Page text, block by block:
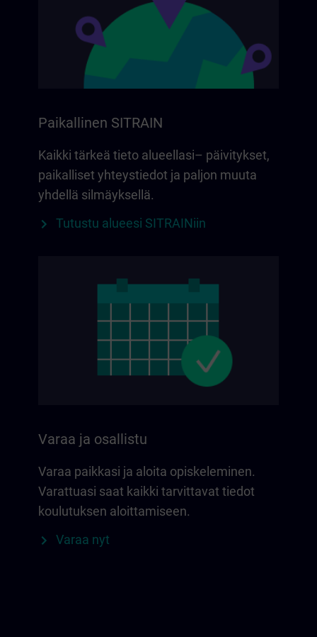
Paikallinen SITRAIN
Kaikki tärkeä tieto alueellasi– päivitykset,
paikalliset yhteystiedot ja paljon muuta
yhdellä silmäyksellä.
Tutustu alueesi SITRAINiin
Varaa ja osallistu
Varaa paikkasi ja aloita opiskeleminen.
Varattuasi saat kaikki tarvittavat tiedot
koulutuksen aloittamiseen.
Varaa nyt